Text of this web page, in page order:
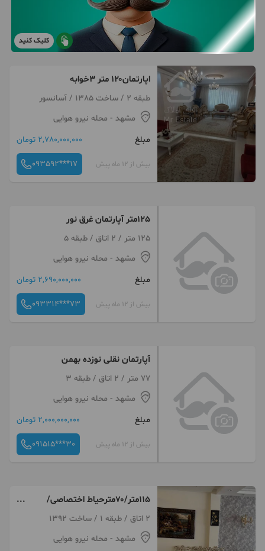
کلیک کنید
اپارتمان۱۲۰ متر ۳خوابه
طبقه 2 / ساخت 1385 / آسانسور
مشهد - محله نیرو هوایی
مبلغ
2,780,000,000 تومان
بیش از 12 ماه پیش 093592***17
125متر آپارتمان غرق نور
125 متر / 2 اتاق / طبقه 5
مشهد - محله نیرو هوایی
مبلغ
2,690,000,000 تومان
بیش از 12 ماه پیش 093314***73
آپارتمان نقلی نوزده بهمن
77 متر / 2 اتاق / طبقه 3
مشهد - محله نیرو هوایی
مبلغ
2,000,000,000 تومان
بیش از 12 ماه پیش 091515***30
۱۱۵متر/۷۰مترحیاط اختصاصی/
برکپور
2 اتاق / طبقه 1 / ساخت 1392
مشهد - محله نیرو هوایی